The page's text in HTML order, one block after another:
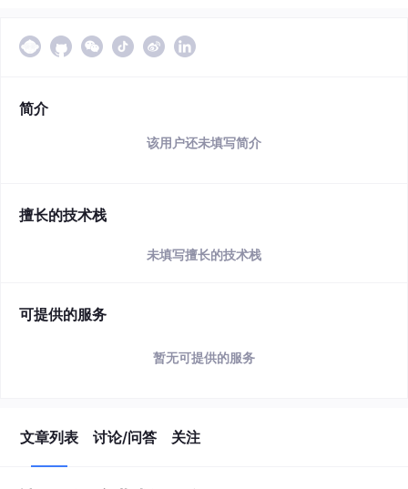
简介
该用户还未填写简介
擅长的技术栈
未填写擅长的技术栈
可提供的服务
暂无可提供的服务
文章列表 讨论/问答 关注